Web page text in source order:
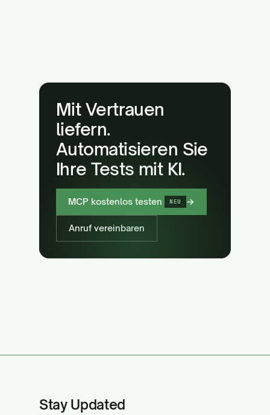
Mit Vertrauen
liefern.
Automatisieren Sie
Ihre Tests mit KI.
MCP kostenlos testen NEU →
Anruf vereinbaren
Stay Updated